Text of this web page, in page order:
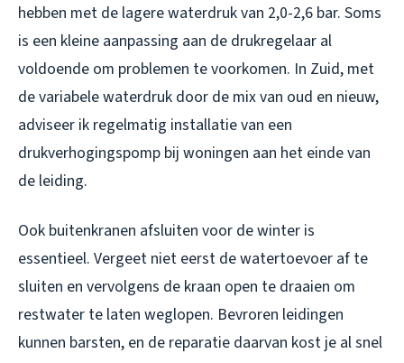
hebben met de lagere waterdruk van 2,0-2,6 bar. Soms
is een kleine aanpassing aan de drukregelaar al
voldoende om problemen te voorkomen. In Zuid, met
de variabele waterdruk door de mix van oud en nieuw,
adviseer ik regelmatig installatie van een
drukverhogingspomp bij woningen aan het einde van
de leiding.
Ook buitenkranen afsluiten voor de winter is
essentieel. Vergeet niet eerst de watertoevoer af te
sluiten en vervolgens de kraan open te draaien om
restwater te laten weglopen. Bevroren leidingen
kunnen barsten, en de reparatie daarvan kost je al snel